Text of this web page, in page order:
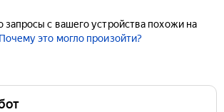
запросы с вашего устройства похожи на
Почему это могло произойти?